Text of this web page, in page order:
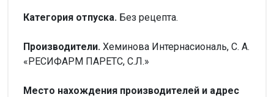
Категория отпуска. Без рецепта.
Производители. Хеминова Интернасиональ, С. А.
«РЕСИФАРМ ПАРЕТС, С.Л.»
Место нахождения производителей и адрес